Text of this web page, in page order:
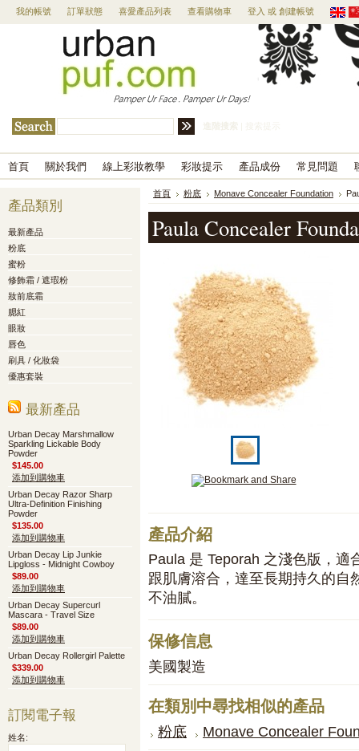
我的帳號 訂單狀態 喜愛產品列表 查看購物車 登入 或 創建帳號
進階搜索
首頁 關於我們 線上彩妝教學 彩妝提示 產品成份 常見問題
產品類別
最新產品
粉底
蜜粉
修飾霜 / 遮瑕粉
妝前底霜
腮紅
眼妝
唇色
刷具 / 化妝袋
優惠套裝
最新產品
Urban Decay Marshmallow
Sparkling Lickable Body
Powder
$145.00
添加到購物車
Urban Decay Razor Sharp
Ultra-Definition Finishing
Powder
$135.00
添加到購物車
Urban Decay Lip Junkie
Lipgloss - Midnight Cowboy
$89.00
添加到購物車
Urban Decay Supercurl
Mascara - Travel Size
$89.00
添加到購物車
Urban Decay Rollergirl Palette
$339.00
添加到購物車
訂閱電子報
姓名:
首頁 粉底 Monave Concealer Foundation
Paula Concealer
產品介紹
Paula 是 Teporah 之淺色版，
跟肌膚溶合，達至長期持久的自
不油膩。
保修信息
美國製造
在類別中尋找相似的產品
粉底 Monave Concealer